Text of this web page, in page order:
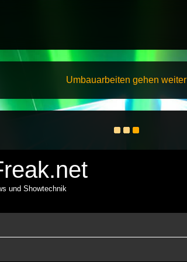
Umbauarbeiten gehen weiter
und Showtechnik